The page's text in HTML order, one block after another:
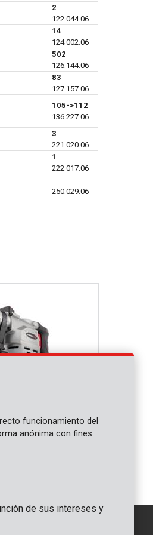
2
122.044.06
14
124.002.06
502
126.144.06
83
127.157.06
105->112
136.227.06
3
221.020.06
1
222.017.06
250.029.06
funcionamiento del
anónima con fines
de sus intereses y